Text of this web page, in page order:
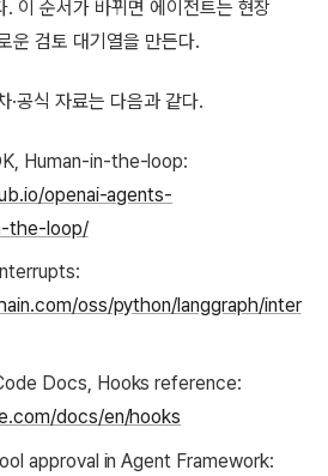
. 이 순서가 바뀌면 에이전트는 현장
운 검토 대기열을 만든다.
·공식 자료는 다음과 같다.
Human-in-the-loop:
openai-agents-
the-loop/
oss/python/langgraph/inter
Docs, Hooks reference:
docs/en/hooks
approval in Agent Framework: